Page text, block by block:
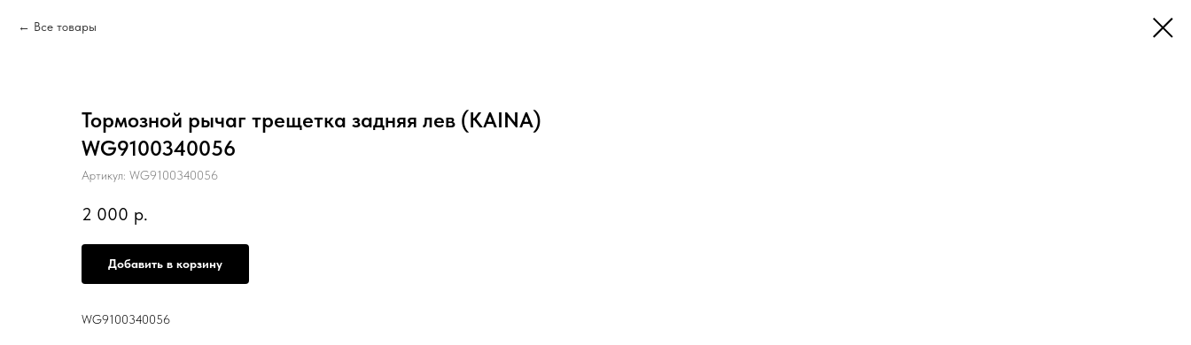
Все товары
Тормозной рычаг трещетка задняя лев (KAINA)
WG9100340056
Артикул: WG9100340056
2 000 р.
Добавить в корзину
WG9100340056